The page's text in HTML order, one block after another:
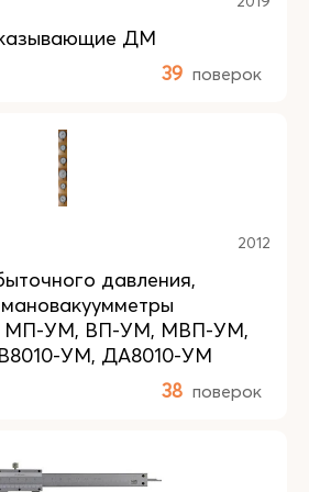
ДМ
39 поверок
2012
давления,
МП-УМ, ВП-УМ, МВП-УМ,
УМ, ДА8010-УМ
38 поверок